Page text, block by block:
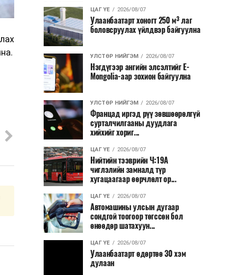
ЦАГ ҮЕ 2026/08/07
Улаанбаатарт хоногт 250 м³ лаг
боловсруулах үйлдвэр байгуулна
УЛСТӨР НИЙГЭМ 2026/08/07
Нэгдүгээр ангийн элсэлтийг E-
Mongolia-аар зохион байгуулна
УЛСТӨР НИЙГЭМ 2026/08/07
Францад иргэд рүү зөвшөөрөлгүй
сурталчилгааны дуудлага
хийхийг хориг...
ЦАГ ҮЕ 2026/08/07
Нийтийн тээврийн Ч:19А
чиглэлийн замналд түр
хугацаагаар өөрчлөлт ор...
ЦАГ ҮЕ 2026/08/07
Автомашины улсын дугаар
сондгой тоогоор төгссөн бол
өнөөдөр шатахуун...
ЦАГ ҮЕ 2026/08/07
Улаанбаатарт өдөртөө 30 хэм
дулаан